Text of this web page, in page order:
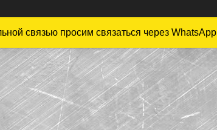
связью просим связаться через WhatsApp